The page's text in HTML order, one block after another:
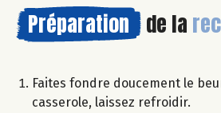
Préparation de la
Faites fondre doucement le
casserole, laissez refroidir.